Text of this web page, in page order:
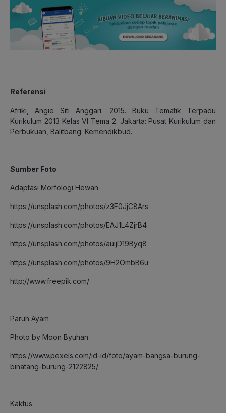
Referensi
Afriki, Angie Siti Anggari. 2015. Buku Tematik Terpadu
Kurikulum 2013 Kelas VI Tema 2. Jakarta: Pusat Kurikulum dan
Perbukuan, Balitbang. Kemendikbud.
Sumber Foto
Adaptasi Morfologi Hewan
https://unsplash.com/photos/z3F0JjC8Ars
https://unsplash.com/photos/EAJ1L4ZjrB4
https://unsplash.com/photos/auijD19Byq8
https://unsplash.com/photos/9H2OmbB6u
http://www.freepik.com/
Paruh Ayam
Photo by Moon Byuhan
https://www.pexels.com/id-id/foto/ayam-bangsa-burung-
binatang-burung-2122825/
Kaktus